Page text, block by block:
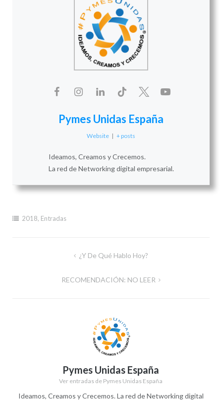
Pymes Unidas España
Website | + posts
Ideamos, Creamos y Crecemos.
La red de Networking digital empresarial.
2018, Entradas
¿Y De Qué Hablo Hoy?
RECOMENDACIÓN: NO LEER
Pymes Unidas España
Ver entradas de Pymes Unidas España
Ideamos, Creamos y Crecemos. La red de Networking digital